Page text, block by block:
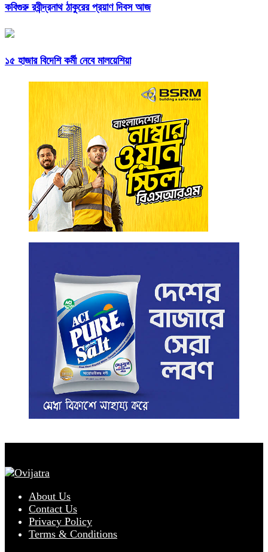
কবিগুরু রবীন্দ্রনাথ ঠাকুরের প্রয়াণ দিবস আজ
১৫ হাজার বিদেশি কর্মী নেবে মালয়েশিয়া
About Us
Contact Us
Privacy Policy
Terms & Conditions